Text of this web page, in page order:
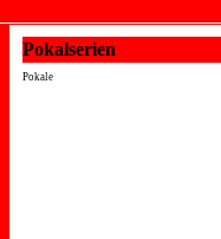
Pokalserien
Pokale